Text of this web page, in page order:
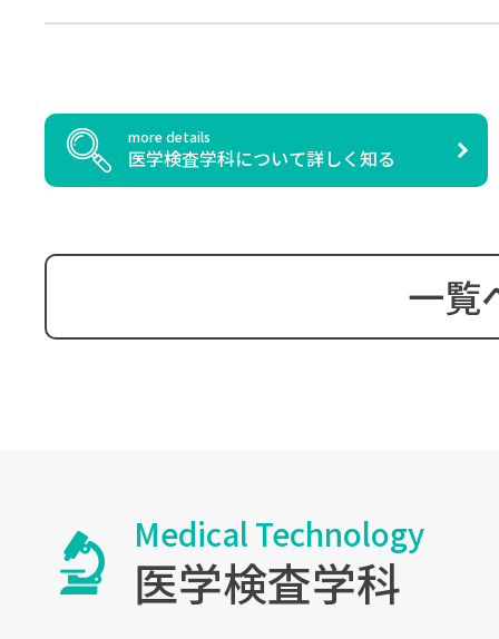
more details
医学検査学科について詳しく知る
一覧
Medical Technology
医学検査学科